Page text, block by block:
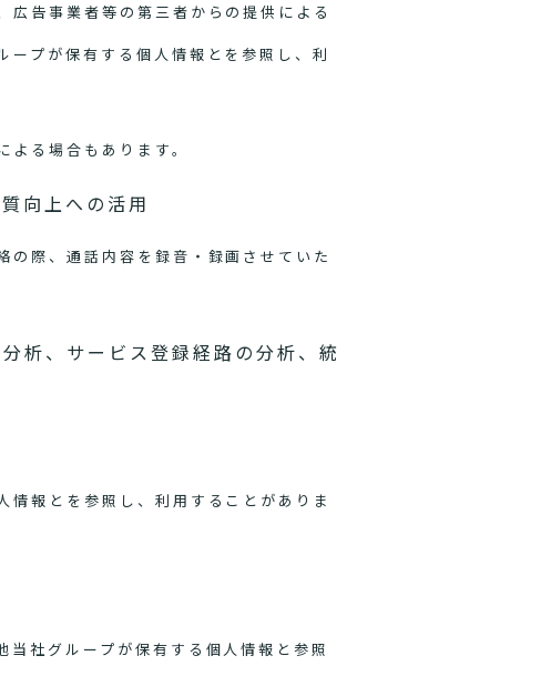
告事業者等の第三者からの提供による
プが保有する個人情報とを参照し、利
る場合もあります。
向上への活用
際、通話内容を録音・録画させていた
析、サービス登録経路の分析、統
報とを参照し、利用することがありま
社グループが保有する個人情報と参照